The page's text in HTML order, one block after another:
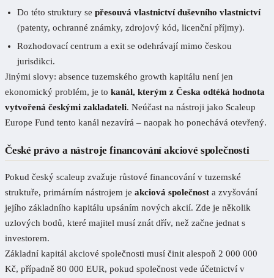
Do této struktury se přesouvá vlastnictví duševního vlastnictví
(patenty, ochranné známky, zdrojový kód, licenční příjmy).
Rozhodovací centrum a exit se odehrávají mimo českou
jurisdikci.
Jinými slovy: absence tuzemského growth kapitálu není jen
ekonomický problém, je to kanál, kterým z Česka odtéká hodnota
vytvořená českými zakladateli. Neúčast na nástroji jako Scaleup
Europe Fund tento kanál nezavírá – naopak ho ponechává otevřený.
České právo a nástroje financování akciové společnosti
Pokud český scaleup zvažuje růstové financování v tuzemské
struktuře, primárním nástrojem je akciová společnost a zvyšování
jejího základního kapitálu upsáním nových akcií. Zde je několik
uzlových bodů, které majitel musí znát dřív, než začne jednat s
investorem.
Základní kapitál akciové společnosti musí činit alespoň 2 000 000
Kč, případně 80 000 EUR, pokud společnost vede účetnictví v